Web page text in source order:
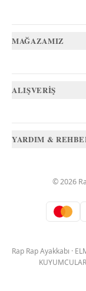
MAĞAZAMIZ
ALIŞVERİŞ
YARDIM &
©2026
Rap Rap Ayakkabı ·